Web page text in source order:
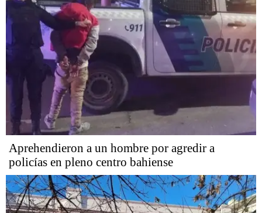
Aprehendieron a un hombre por agredir a
policías en pleno centro bahiense